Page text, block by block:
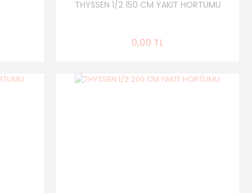
THYSSEN 1/2 150 CM YAKIT HORTUMU
0,00 TL